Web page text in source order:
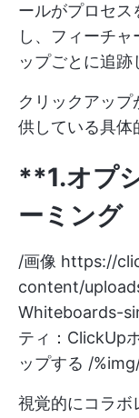
ールがプロセ
し、フィーチ
ップごとに追跡
クリックアッ
供している具体
**1.オプ
ーミング
/画像 https://
content/
Whiteboards-
ティ：ClickUp
ップする /
視覚的にコラボ